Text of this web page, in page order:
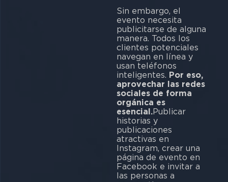
Sin embargo, el
evento necesita
publicitarse de alguna
manera. Todos los
clientes potenciales
navegan en línea y
usan teléfonos
inteligentes. Por eso,
aprovechar las redes
sociales de forma
orgánica es
esencial.Publicar
historias y
publicaciones
atractivas en
Instagram, crear una
página de evento en
Facebook e invitar a
las personas a